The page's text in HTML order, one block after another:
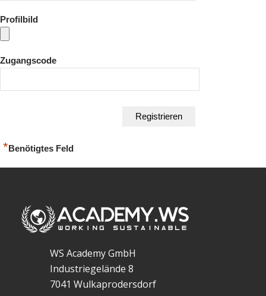
Profilbild
Zugangscode
*Benötigtes Feld
WS Academy GmbH
Industriegelände 8
7041 Wulkaprodersdorf